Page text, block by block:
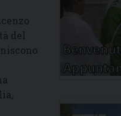
del